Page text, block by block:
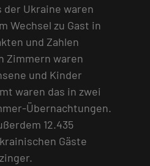
der Ukraine waren
Wechsel zu Gast in
und Zahlen
Zimmern waren
und Kinder
waren das in zwei
Übernachtungen.
12.435
Gäste